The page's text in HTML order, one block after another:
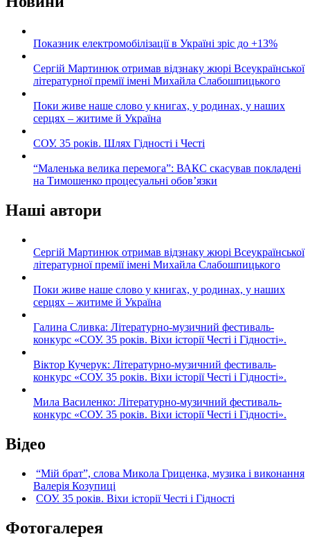
Показник електромобілізації в Україні зріс до +13%
Сергій Мартинюк отримав відзнаку жюрі Всеукраїнської
літературної премії імені Михайла Слабошпицького
Поки живе наше слово у книгах, у родинах, у наших
серцях – житиме й Україна
СОУ. 35 років. Шлях Гідності і Честі
“Маленька велика перемога”: ВАКС скасував покладені
на Тимошенко процесуальні обов’язки
Наші автори
Сергій Мартинюк отримав відзнаку жюрі Всеукраїнської
літературної премії імені Михайла Слабошпицького
Поки живе наше слово у книгах, у родинах, у наших
серцях – житиме й Україна
Галина Сливка: Літературно-музичний фестиваль-
конкурс «СОУ. 35 років. Віхи історії Честі і Гідності».
Віктор Кучерук: Літературно-музичний фестиваль-
конкурс «СОУ. 35 років. Віхи історії Честі і Гідності».
Мила Василенко: Літературно-музичний фестиваль-
конкурс «СОУ. 35 років. Віхи історії Честі і Гідності».
Відео
“Мій брат”, слова Микола Гриценка, музика і виконання
Валерія Козупиці
СОУ. 35 років. Віхи історії Честі і Гідності
Фотогалерея